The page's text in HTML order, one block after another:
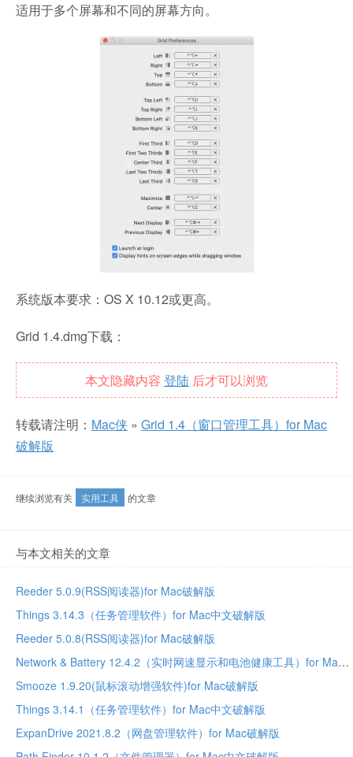
适用于多个屏幕和不同的屏幕方向。
系统版本要求：OS X 10.12或更高。
Grid 1.4.dmg下载：
本文隐藏内容 登陆 后才可以浏览
转载请注明： Mac侠 » Grid 1.4（窗口管理工具）for Mac
破解版
继续浏览有关 实用工具 的文章
与本文相关的文章
Reeder 5.0.9(RSS阅读器)for Mac破解版
Things 3.14.3（任务管理软件）for Mac中文破解版
Reeder 5.0.8(RSS阅读器)for Mac破解版
Network & Battery 12.4.2（实时网速显示和电池健康工具）for Mac中文破解版
Smooze 1.9.20(鼠标滚动增强软件)for Mac破解版
Things 3.14.1（任务管理软件）for Mac中文破解版
ExpanDrive 2021.8.2（网盘管理软件）for Mac破解版